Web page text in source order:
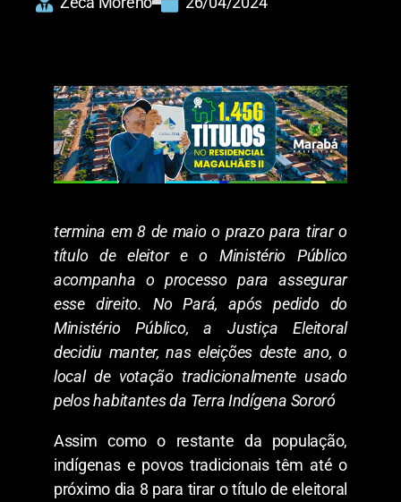
termina em 8 de maio o prazo para tirar o
título de eleitor e o Ministério Público
acompanha o processo para assegurar
esse direito. No Pará, após pedido do
Ministério Público, a Justiça Eleitoral
decidiu manter, nas eleições deste ano, o
local de votação tradicionalmente usado
pelos habitantes da Terra Indígena Sororó
Assim como o restante da população,
indígenas e povos tradicionais têm até o
próximo dia 8 para tirar o título de eleitoral